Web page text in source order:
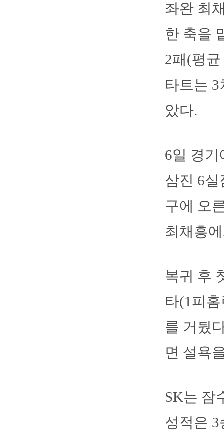
좌완 최
한 축을
2패(평
타트는
았다.
6일 경
삼진 6
구에 오
최채흥
복귀 후
타(1피
를 거뒀
면 설욕
SK는 잠
성적은 3